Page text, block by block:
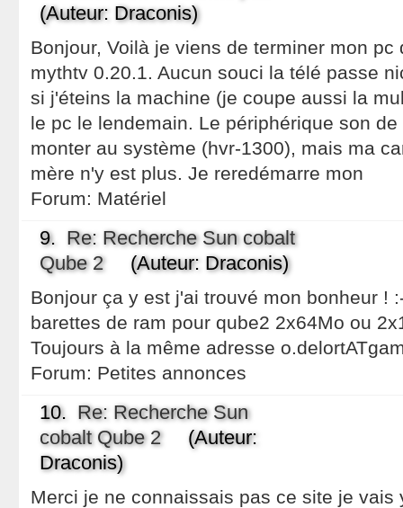
(Auteur: Draconis)
Bonjour, Voilà je viens de terminer mon pc
mythtv 0.20.1. Aucun souci la télé passe
si j'éteins la machine (je coupe aussi la
le pc le lendemain. Le périphérique son
monter au système (hvr-1300), mais ma
mère n'y est plus. Je reredémarre mon
Forum: Matériel
9. Re: Recherche Sun cobalt
Qube 2(Auteur: Draconis)
Bonjour ça y est j'ai trouvé mon bonheur !
barettes de ram pour qube2 2x64Mo ou
Toujours à la même adresse
Forum: Petites annonces
10. Re: Recherche Sun
cobalt Qube 2(Auteur:
Draconis)
Merci je ne connaissais pas ce site je vais